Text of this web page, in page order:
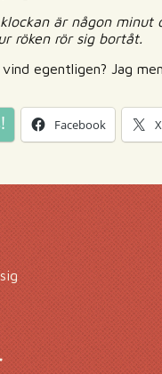
är någon
röken rör sig bortåt.
egentligen? Jag
Facebook X